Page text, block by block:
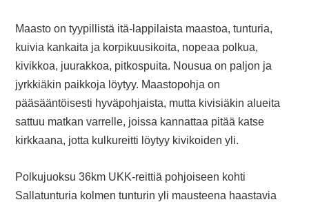
Maasto on tyypillistä itä-lappilaista maastoa, tunturia,
kuivia kankaita ja korpikuusikoita, nopeaa polkua,
kivikkoa, juurakkoa, pitkospuita. Nousua on paljon ja
jyrkkiäkin paikkoja löytyy. Maastopohja on
pääsääntöisesti hyväpohjaista, mutta kivisiäkin alueita
sattuu matkan varrelle, joissa kannattaa pitää katse
kirkkaana, jotta kulkureitti löytyy kivikoiden yli.
Polkujuoksu 36km UKK-reittiä pohjoiseen kohti
Sallatunturia kolmen tunturin yli mausteena haastavia